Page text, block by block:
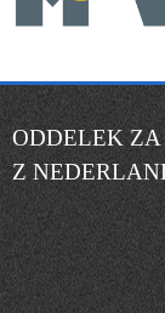
ODDELEK
Z